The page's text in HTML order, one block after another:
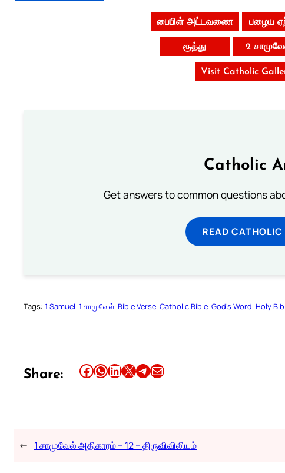
பைபிள் அட்டவணை பழைய
ரூத்து 2
Visit Catholic
Catholic
Get answers to common questions
READ
Tags: 1 Samuel 1 சாமுவேல் Bible Verse Catholic Bible God’s Word Holy
Share: Share this article on Facebook Share this article on WhatsApp Share this article on LinkedIn Share this article on X Share this article on TelegramEmail this Article
← 1 சாமுவேல் அதிகாரம் – 12 – திருவிவிலியம்